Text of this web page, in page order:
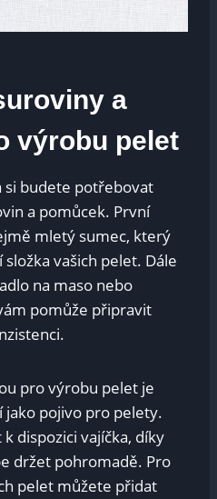
a
výrobu pelet
si budete potřebovat
a pomůcek. První
mletý sumec, který
vašich pelet. Dále
na maso nebo
pomůže připravit
pro výrobu pelet je
jako pojivo pro pelety.
dispozici vajíčka, díky
držet pohromadě. Pro
pelet můžete přidat